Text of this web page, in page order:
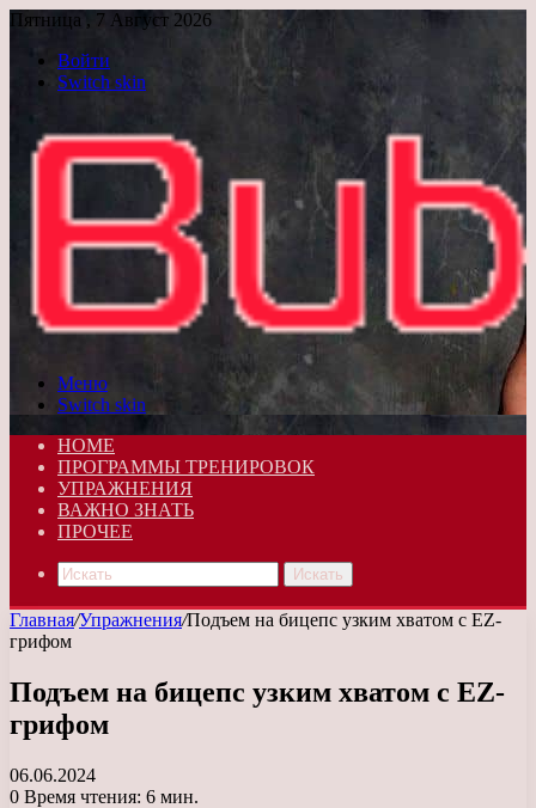
Пятница , 7 Август 2026
Войти
Switch skin
Меню
Switch skin
HOME
ПРОГРАММЫ ТРЕНИРОВОК
УПРАЖНЕНИЯ
ВАЖНО ЗНАТЬ
ПРОЧЕЕ
Искать
Главная/Упражнения/Подъем на бицепс узким хватом с EZ-
грифом
Подъем на бицепс узким хватом с EZ-
грифом
06.06.2024
0 Время чтения: 6 мин.